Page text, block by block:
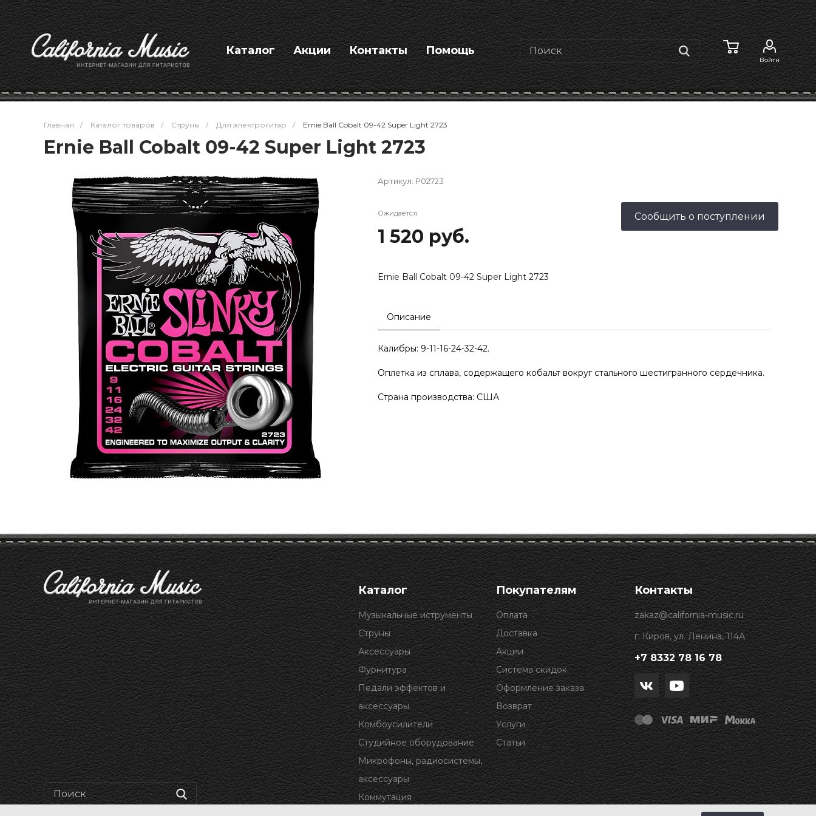
Каталог Акции Контакты Помощь
Войти
Главная / Каталог товаров / Струны / Для электрогитар / Ernie Ball Cobalt 09-42 Super Light 2723
Ernie Ball Cobalt 09-42 Super Light 2723
Артикул: P02723
Ожидается
1 520 руб.
Сообщить о поступлении
Ernie Ball Cobalt 09-42 Super Light 2723
Описание
Калибры: 9-11-16-24-32-42.
Оплетка из сплава, содержащего кобальт вокруг стального шестигранного сердечника.
Страна производства: США
Каталог
Музыкальные иструменты
Струны
Аксессуары
Фурнитура
Педали эффектов и
аксессуары
Комбоусилители
Студийное оборудование
Микрофоны, радиосистемы,
аксессуары
Коммутация
Покупателям
Оплата
Доставка
Акции
Система скидок
Оформление заказа
Возврат
Услуги
Статьи
Контакты
zakaz@california-music.ru
г. Киров, ул. Ленина, 114А
+7 8332 78 16 78